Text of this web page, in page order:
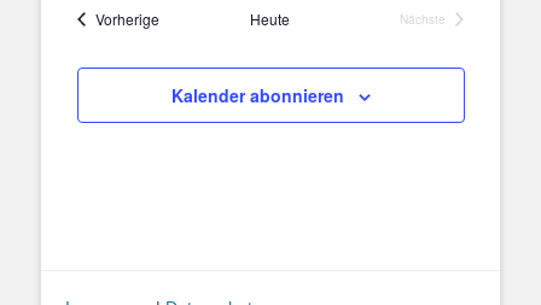
VorherigeVeranstaltungenHeute
Nächste
Kalender abonnieren